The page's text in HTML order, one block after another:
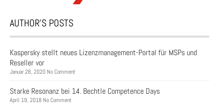
AUTHOR’S POSTS
Kaspersky stellt neues Lizenzmanagement-Portal für MSPs und
Reseller vor
Januar 28, 2020 No Comment
Starke Resonanz bei 14. Bechtle Competence Days
April 19, 2018 No Comment